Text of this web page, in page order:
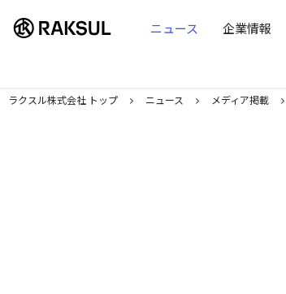
ラクスル株式会社 | ラク
ニュース 企業情報
ラクスル株式会社 トップ ニュース メディア掲載